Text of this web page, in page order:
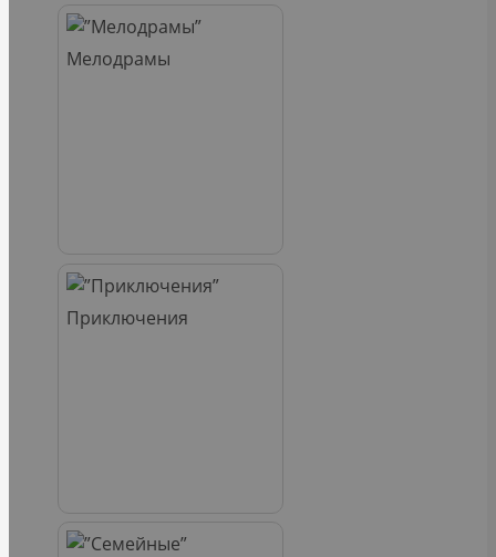
Мелодрамы
Приключения